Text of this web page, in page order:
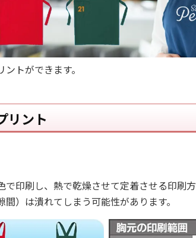
トができます。
リント
で印刷し、熱で乾燥させて定着させる印刷方
）は潰れてしまう可能性があります。